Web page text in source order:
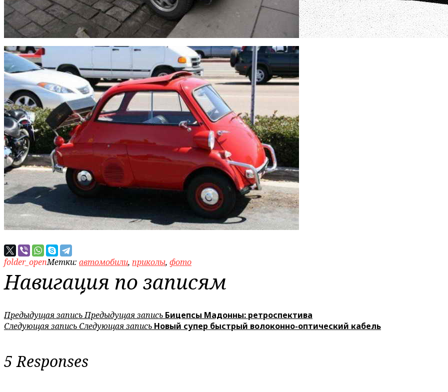
folder_openМетки: автомобили, приколы, фото
Навигация по записям
Предыдущая записьПредыдущая запись Бицепсы Мадонны: ретроспектива
Следующая запись Следующая запись Новый супер быстрый волоконно-оптический кабель
5 Responses